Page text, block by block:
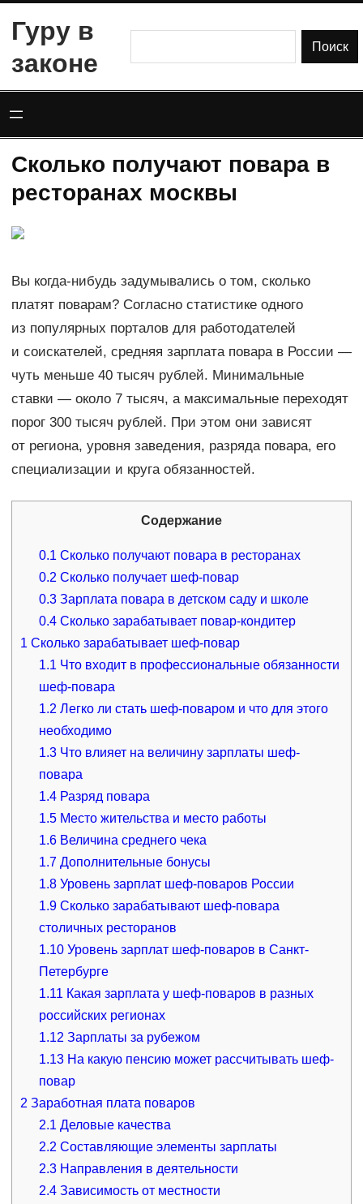
содержимому
Гуру в
законе
Поиск
Сколько получают повара в
ресторанах москвы
Вы когда-нибудь задумывались о том, сколько
платят поварам? Согласно статистике одного
из популярных порталов для работодателей
и соискателей, средняя зарплата повара в России —
чуть меньше 40 тысяч рублей. Минимальные
ставки — около 7 тысяч, а максимальные переходят
порог 300 тысяч рублей. При этом они зависят
от региона, уровня заведения, разряда повара, его
специализации и круга обязанностей.
Содержание
0.1 Сколько получают повара в ресторанах
0.2 Сколько получает шеф-повар
0.3 Зарплата повара в детском саду и школе
0.4 Сколько зарабатывает повар-кондитер
1 Сколько зарабатывает шеф-повар
1.1 Что входит в профессиональные обязанности
шеф-повара
1.2 Легко ли стать шеф-поваром и что для этого
необходимо
1.3 Что влияет на величину зарплаты шеф-
повара
1.4 Разряд повара
1.5 Место жительства и место работы
1.6 Величина среднего чека
1.7 Дополнительные бонусы
1.8 Уровень зарплат шеф-поваров России
1.9 Сколько зарабатывают шеф-повара
столичных ресторанов
1.10 Уровень зарплат шеф-поваров в Санкт-
Петербурге
1.11 Какая зарплата у шеф-поваров в разных
российских регионах
1.12 Зарплаты за рубежом
1.13 На какую пенсию может рассчитывать шеф-
повар
2 Заработная плата поваров
2.1 Деловые качества
2.2 Составляющие элементы зарплаты
2.3 Направления в деятельности
2.4 Зависимость от местности